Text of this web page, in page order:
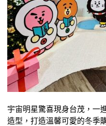
宇宙明星驚喜現身台茂，一
造型，打造溫馨可愛的冬季